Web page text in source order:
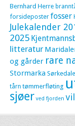
Bernhard Herre
forsideposter fosser
Julekalender
2025
litteratur
og gårder rare
Stormarka
tårn tømmerfløting
sjøer ved fjorden